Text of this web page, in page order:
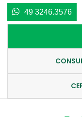
49 3246.3576